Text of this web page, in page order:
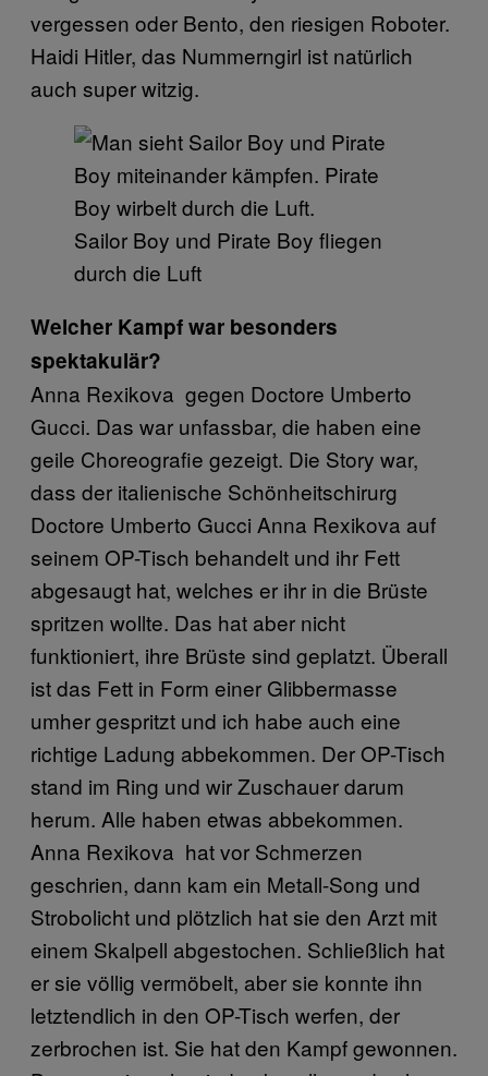
vergessen oder Bento, den riesigen Roboter.
Haidi Hitler, das Nummerngirl ist natürlich
auch super witzig.
Sailor Boy und Pirate Boy fliegen
durch die Luft
Welcher Kampf war besonders
spektakulär?
Anna Rexikova gegen Doctore Umberto
Gucci. Das war unfassbar, die haben eine
geile Choreografie gezeigt. Die Story war,
dass der italienische Schönheitschirurg
Doctore Umberto Gucci Anna Rexikova auf
seinem OP-Tisch behandelt und ihr Fett
abgesaugt hat, welches er ihr in die Brüste
spritzen wollte. Das hat aber nicht
funktioniert, ihre Brüste sind geplatzt. Überall
ist das Fett in Form einer Glibbermasse
umher gespritzt und ich habe auch eine
richtige Ladung abbekommen. Der OP-Tisch
stand im Ring und wir Zuschauer darum
herum. Alle haben etwas abbekommen.
Anna Rexikova hat vor Schmerzen
geschrien, dann kam ein Metall-Song und
Strobolicht und plötzlich hat sie den Arzt mit
einem Skalpell abgestochen. Schließlich hat
er sie völlig vermöbelt, aber sie konnte ihn
letztendlich in den OP-Tisch werfen, der
zerbrochen ist. Sie hat den Kampf gewonnen.